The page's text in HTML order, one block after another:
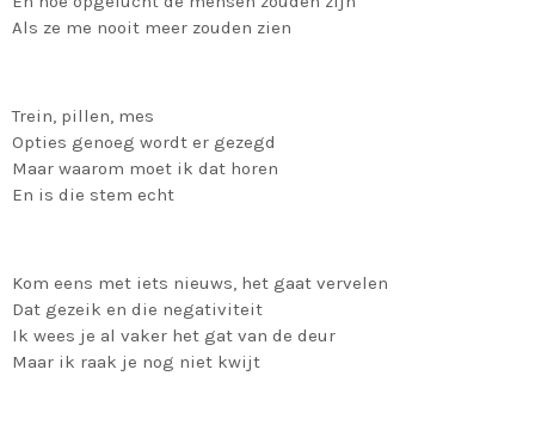
Als ze me nooit meer zouden zien
Trein, pillen, mes
Opties genoeg wordt er gezegd
Maar waarom moet ik dat horen
En is die stem echt
Kom eens met iets nieuws, het gaat vervelen
Dat gezeik en die negativiteit
Ik wees je al vaker het gat van de deur
Maar ik raak je nog niet kwijt